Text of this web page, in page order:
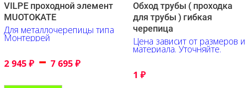
VILPE проходной элемент
MUOTOKATE
Для металлочерепицы типа
Монтеррей
2 945 ₽ – 7 695 ₽
Обход трубы ( проходка
для трубы ) гибкая
черепица
Цена зависит от размеров и
материала. Уточняйте.
1₽